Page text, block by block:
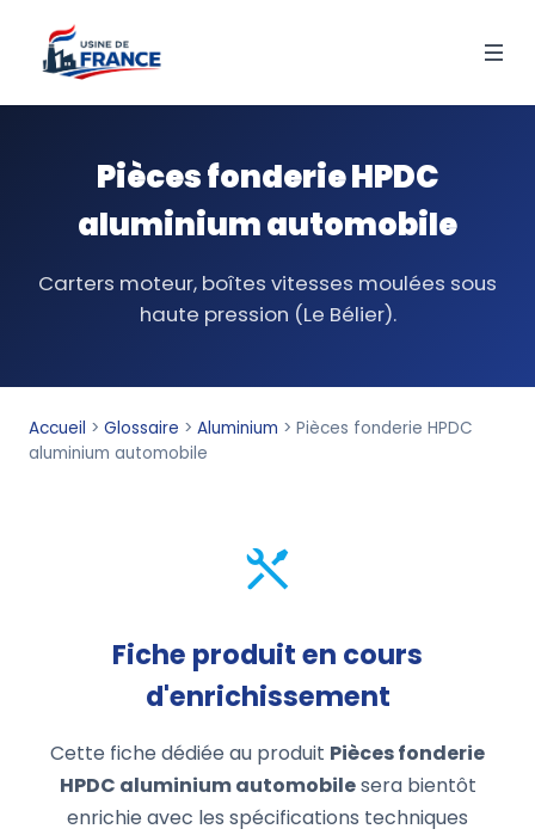
Pièces fonderie HPDC
aluminium automobile
Carters moteur, boîtes vitesses moulées sous
haute pression (Le Bélier).
Accueil > Glossaire > Aluminium > Pièces fonderie HPDC
aluminium automobile
Fiche produit en cours
d'enrichissement
Cette fiche dédiée au produit Pièces fonderie
HPDC aluminium automobilesera bientôt
enrichie avec les spécifications techniques